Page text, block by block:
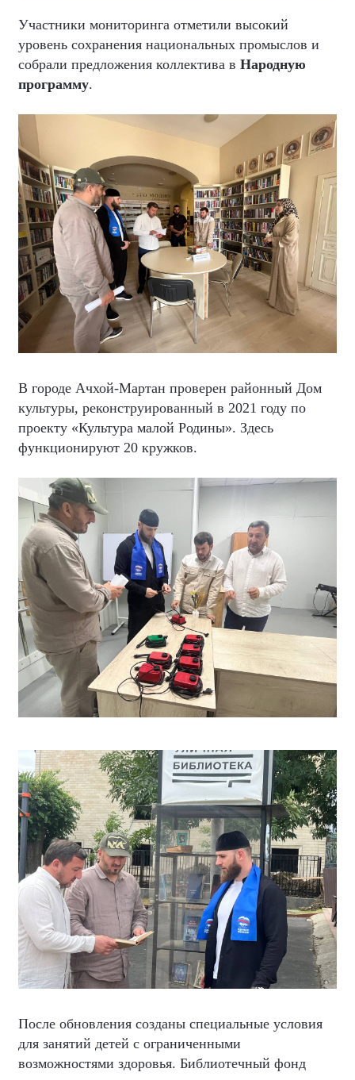
Участники мониторинга отметили высокий
уровень сохранения национальных промыслов и
собрали предложения коллектива в Народную
программу.
В городе Ачхой-Мартан проверен районный Дом
культуры, реконструированный в 2021 году по
проекту «Культура малой Родины». Здесь
функционируют 20 кружков.
После обновления созданы специальные условия
для занятий детей с ограниченными
возможностями здоровья. Библиотечный фонд